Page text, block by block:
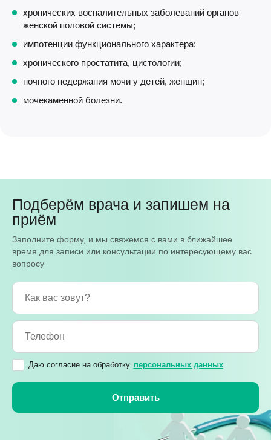
хронических воспалительных заболеваний органов
женской половой системы;
импотенции функционального характера;
хронического простатита, цистологии;
ночного недержания мочи у детей, женщин;
мочекаменной болезни.
Подберём врача и запишем на
приём
Заполните форму, и мы свяжемся с вами в ближайшее
время для записи или консультации по интересующему вас
вопросу
Даю согласие на обработку персональных данных